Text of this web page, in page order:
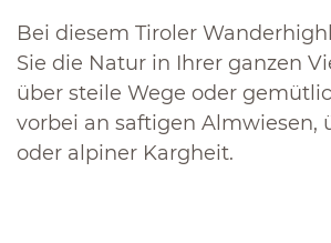
Bei diesem Tiroler
Sie die Natur in Ihrer ganzen
über steile Wege oder
vorbei an saftigen Almwiesen,
oder alpiner Kargheit.